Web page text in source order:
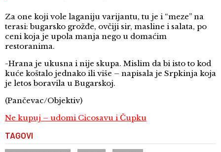
Za one koji vole laganiju varijantu, tu je i “meze” na
terasi: bugarsko grožđe, ovčiji sir, masline i salata, po
ceni koja je upola manja nego u domaćim
restoranima.
-Hrana je ukusna i nije skupa. Mislim da bi isto to kod
kuće koštalo jednako ili više – napisala je Srpkinja koja
je letos boravila u Bugarskoj.
(Pančevac/Objektiv)
Ne kupuj – udomi Cicosavu i Čupku
TAGOVI